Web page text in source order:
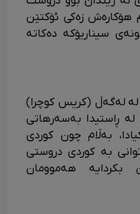
هۆکارەش ​​زەکی ئۆکتێن
سیناریۆکە دەکاتە
لەگەڵ (کریس کوچرا)
ڕاستیدا بەسەرھاتی
بەڵام چون کوردی
بە کوردی دروستی
بکردایە ھەموومان